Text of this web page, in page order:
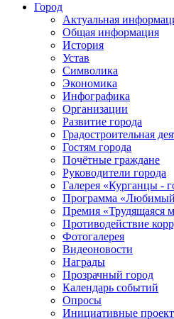
Город
Актуальная
Общая информация
История
Устав
Символика
Экономика
Инфографика
Организации
Развитие города
Градостроительная
Гостям города
Почётные граждане
Руководители города
Галерея «Курганцы -
Программа «Любимый
Премия «Трудящаяся
Противодействие
Фотогалерея
Видеоновости
Награды
Прозрачный город
Календарь событий
Опросы
Инициативные